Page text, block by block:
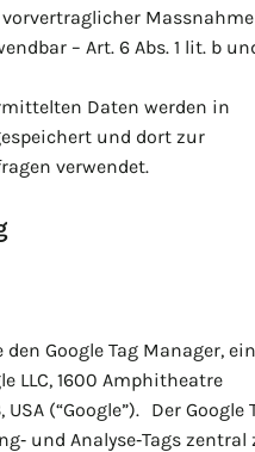
– Art. 6 Abs. 1 lit. b
Daten werden in
und dort zur
verwendet.
Google Tag Manager, ein
LLC, 1600 Amphitheatre
(“Google”). Der Google
und Analyse‑Tags zentral